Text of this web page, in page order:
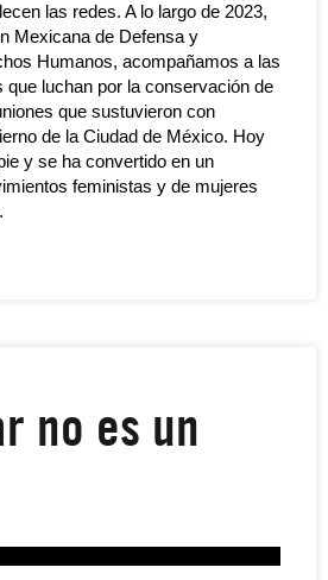
las redes. A lo largo de 2023,
Mexicana de Defensa y
Humanos, acompañamos a las
luchan por la conservación de
que sustuvieron con
de la Ciudad de México. Hoy
y se ha convertido en un
feministas y de mujeres
no es un